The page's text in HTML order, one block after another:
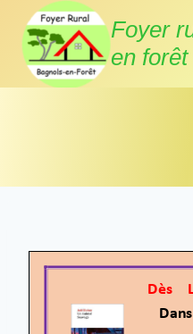
contenu
Foyer
en forêt